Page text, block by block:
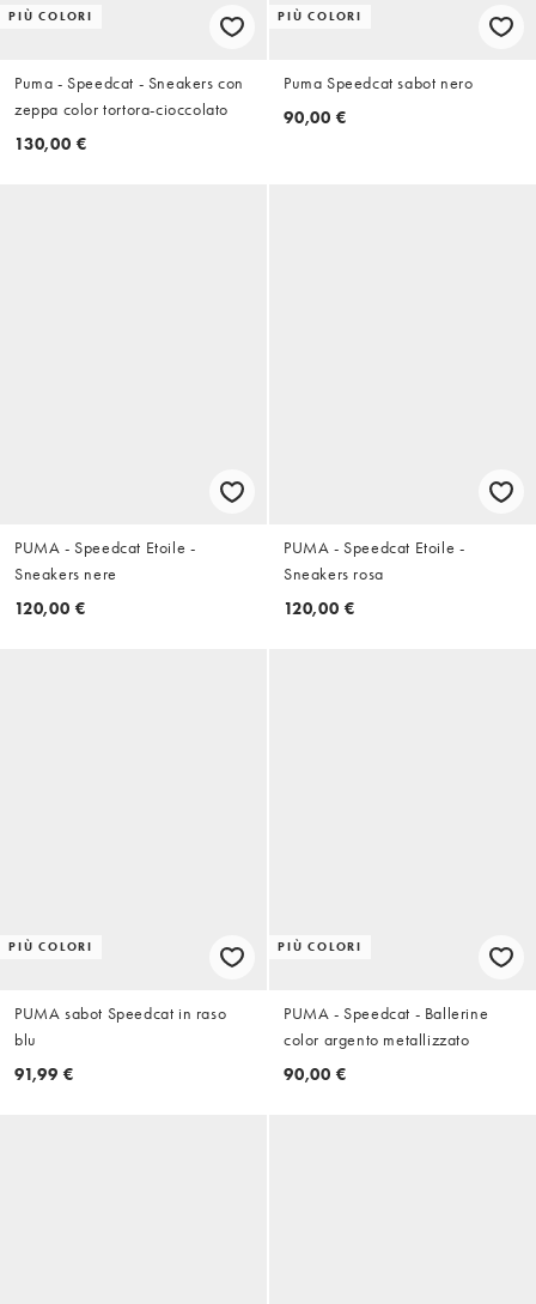
PIÙ COLORI
Puma - Speedcat - Sneakers con
zeppa color tortora-cioccolato
130,00 €
PIÙ COLORI
Puma Speedcat sabot nero
90,00 €
PUMA - Speedcat Etoile -
Sneakers nere
120,00 €
PUMA - Speedcat Etoile -
Sneakers rosa
120,00 €
PIÙ COLORI
PUMA sabot Speedcat in raso
blu
91,99 €
PIÙ COLORI
PUMA - Speedcat - Ballerine
color argento metallizzato
90,00 €